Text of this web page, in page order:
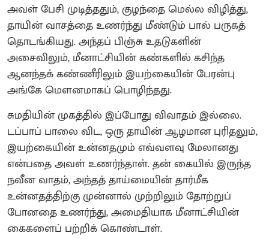
அவள் பேசி முடித்ததும், குழந்தை மெல்ல விழித்து,
தாயின் வாசத்தை உணர்ந்து மீண்டும் பால் பருகத்
தொடங்கியது. அந்தப் பிஞ்சு உதடுகளின்
அசைவிலும், மீனாட்சியின் கண்களில் கசிந்த
ஆனந்தக் கண்ணீரிலும் இயற்கையின் பேரன்பு
அங்கே மௌனமாகப் பொழிந்தது.
​சுமதியின் முகத்தில் இப்போது விவாதம் இல்லை.
டப்பாப் பாலை விட, ஒரு தாயின் ஆழமான புரிதலும்,
இயற்கையின் உன்னதமும் எவ்வளவு மேலானது
என்பதை அவள் உணர்ந்தாள். தன் கையில் இருந்த
நவீன வாதம், அந்தத் தாய்மையின் தார்மீக
உன்னதத்திற்கு முன்னால் முற்றிலும் தோற்றுப்
போனதை உணர்ந்து, அமைதியாக மீனாட்சியின்
கைகளைப் பற்றிக் கொண்டாள்.